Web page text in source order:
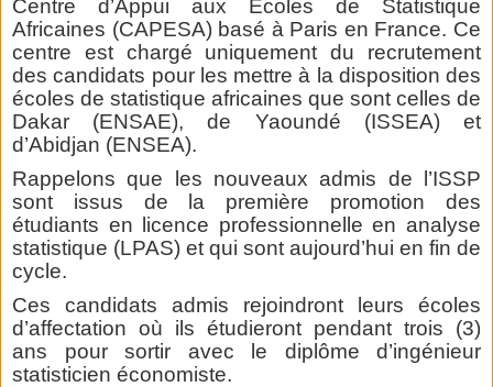
Centre d’Appui aux Ecoles de Statistique
Africaines (CAPESA) basé à Paris en France. Ce
centre est chargé uniquement du recrutement
des candidats pour les mettre à la disposition des
écoles de statistique africaines que sont celles de
Dakar (ENSAE), de Yaoundé (ISSEA) et
d’Abidjan (ENSEA).
Rappelons que les nouveaux admis de l’ISSP
sont issus de la première promotion des
étudiants en licence professionnelle en analyse
statistique (LPAS) et qui sont aujourd’hui en fin de
cycle.
Ces candidats admis rejoindront leurs écoles
d’affectation où ils étudieront pendant trois (3)
ans pour sortir avec le diplôme d’ingénieur
statisticien économiste.